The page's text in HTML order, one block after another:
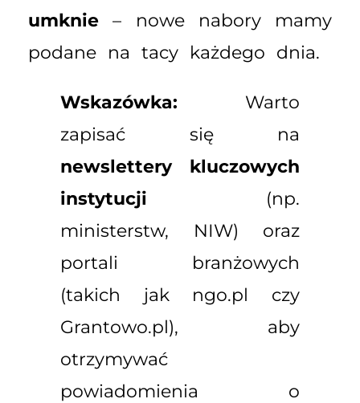
umknie – nowe nabory mamy
podane na tacy każdego dnia.
Wskazówka: Warto
zapisać się na
newslettery kluczowych
instytucji (np.
ministerstw, NIW) oraz
portali branżowych
(takich jak ngo.pl czy
Grantowo.pl), aby
otrzymywać
powiadomienia o